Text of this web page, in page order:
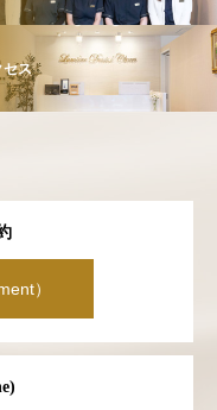
セス
）